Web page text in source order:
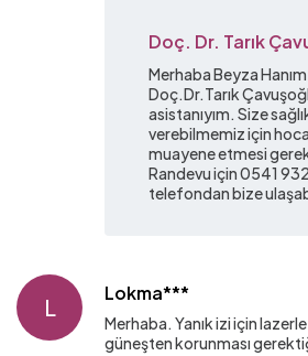
Doç. Dr. Tarık
Merhaba Beyza
Doç.Dr.Tarık
asistanıyım. Size
verebilmemiz için
muayene etmesi
Randevu için 0541
telefondan bize
L
Lokma***
Merhaba. Yanık izi için
güneşten korunması